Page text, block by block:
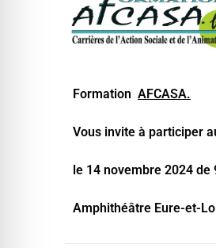
Formation AFCASA.
Vous invite à participer
le 14 novembre 2024 de
Amphithéâtre Eure-et-